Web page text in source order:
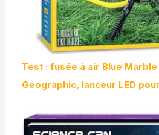
Test : fusée à air Blue
Geographic, lanceur LED